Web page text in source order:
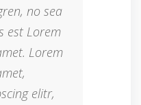
no sea
est Lorem
Lorem
elitr,